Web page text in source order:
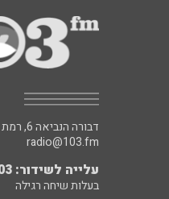
דבורה הנביאה 6, רמת השרון
radio@103.fm
עלייה לשידור: 0552-103-103
בעלות שיחה רגילה